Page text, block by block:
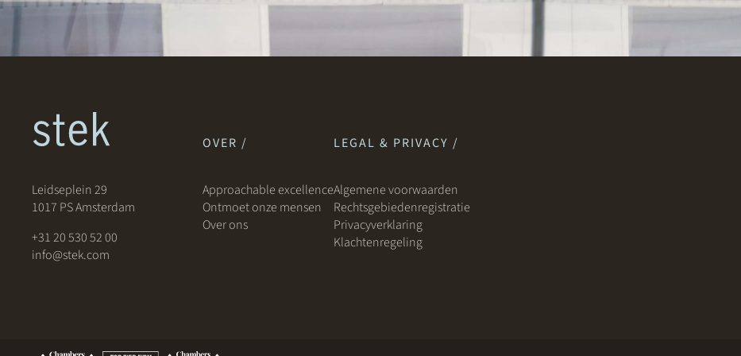
Leidseplein 29
1017 PS Amsterdam
+31 20 530 52 00
info@stek.com
OVER /
Approachable excellence
Ontmoet onze mensen
Over ons
LEGAL & PRIVACY /
Algemene voorwaarden
Rechtsgebiedenregistratie
Privacyverklaring
Klachtenregeling